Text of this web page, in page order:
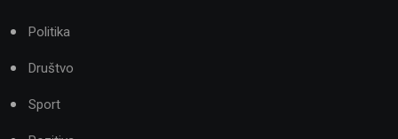
Politika
Društvo
Sport